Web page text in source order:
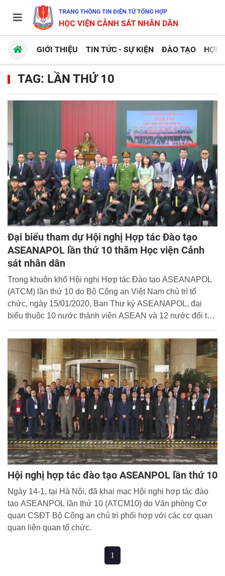
GIỚI THIỆU TIN TỨC - SỰ KIỆN ĐÀO TẠO HỢP
TAG: LẦN THỨ 10
Đại biểu tham dự Hội nghị Hợp tác Đào tạo
ASEANAPOL lần thứ 10 thăm Học viện Cảnh
sát nhân dân
Trong khuôn khổ Hội nghị Hợp tác Đào tạo ASEANAPOL
(ATCM) lần thứ 10 do Bộ Công an Việt Nam chủ trì tổ
chức, ngày 15/01/2020, Ban Thư ký ASEANAPOL, đại
biểu thuộc 10 nước thành viên ASEAN và 12 nước đối tác
Hội nghị hợp tác đào tạo ASEANPOL lần thứ 10
Ngày 14-1, tại Hà Nội, đã khai mạc Hội nghị hợp tác đào
tạo ASEANPOL lần thứ 10 (ATCM10) do Văn phòng Cơ
quan CSĐT Bộ Công an chủ trì phối hợp với các cơ quan
quan liên quan tổ chức.
1